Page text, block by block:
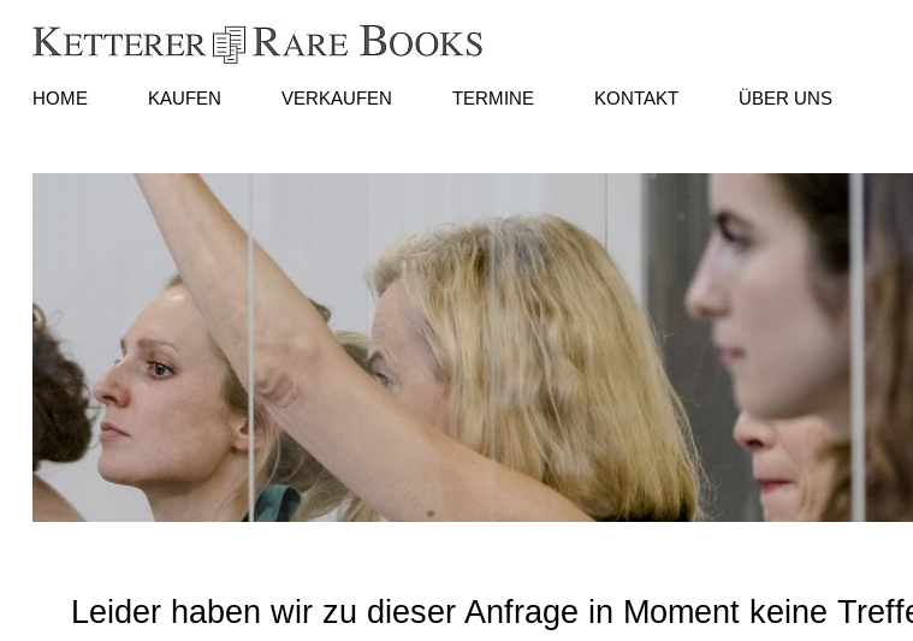
HOME KAUFEN VERKAUFEN TERMINE KONTAKT ÜBER UNS
Leider haben wir zu dieser Anfrage in Moment keine